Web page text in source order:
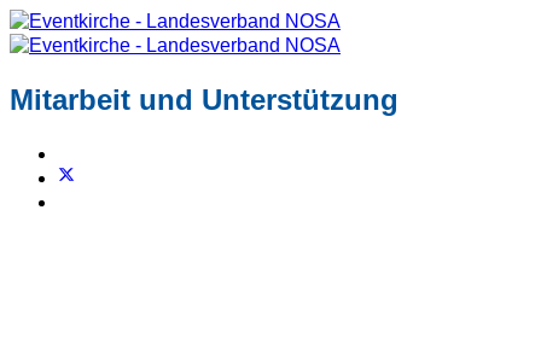
Mitarbeit und Unterstützung